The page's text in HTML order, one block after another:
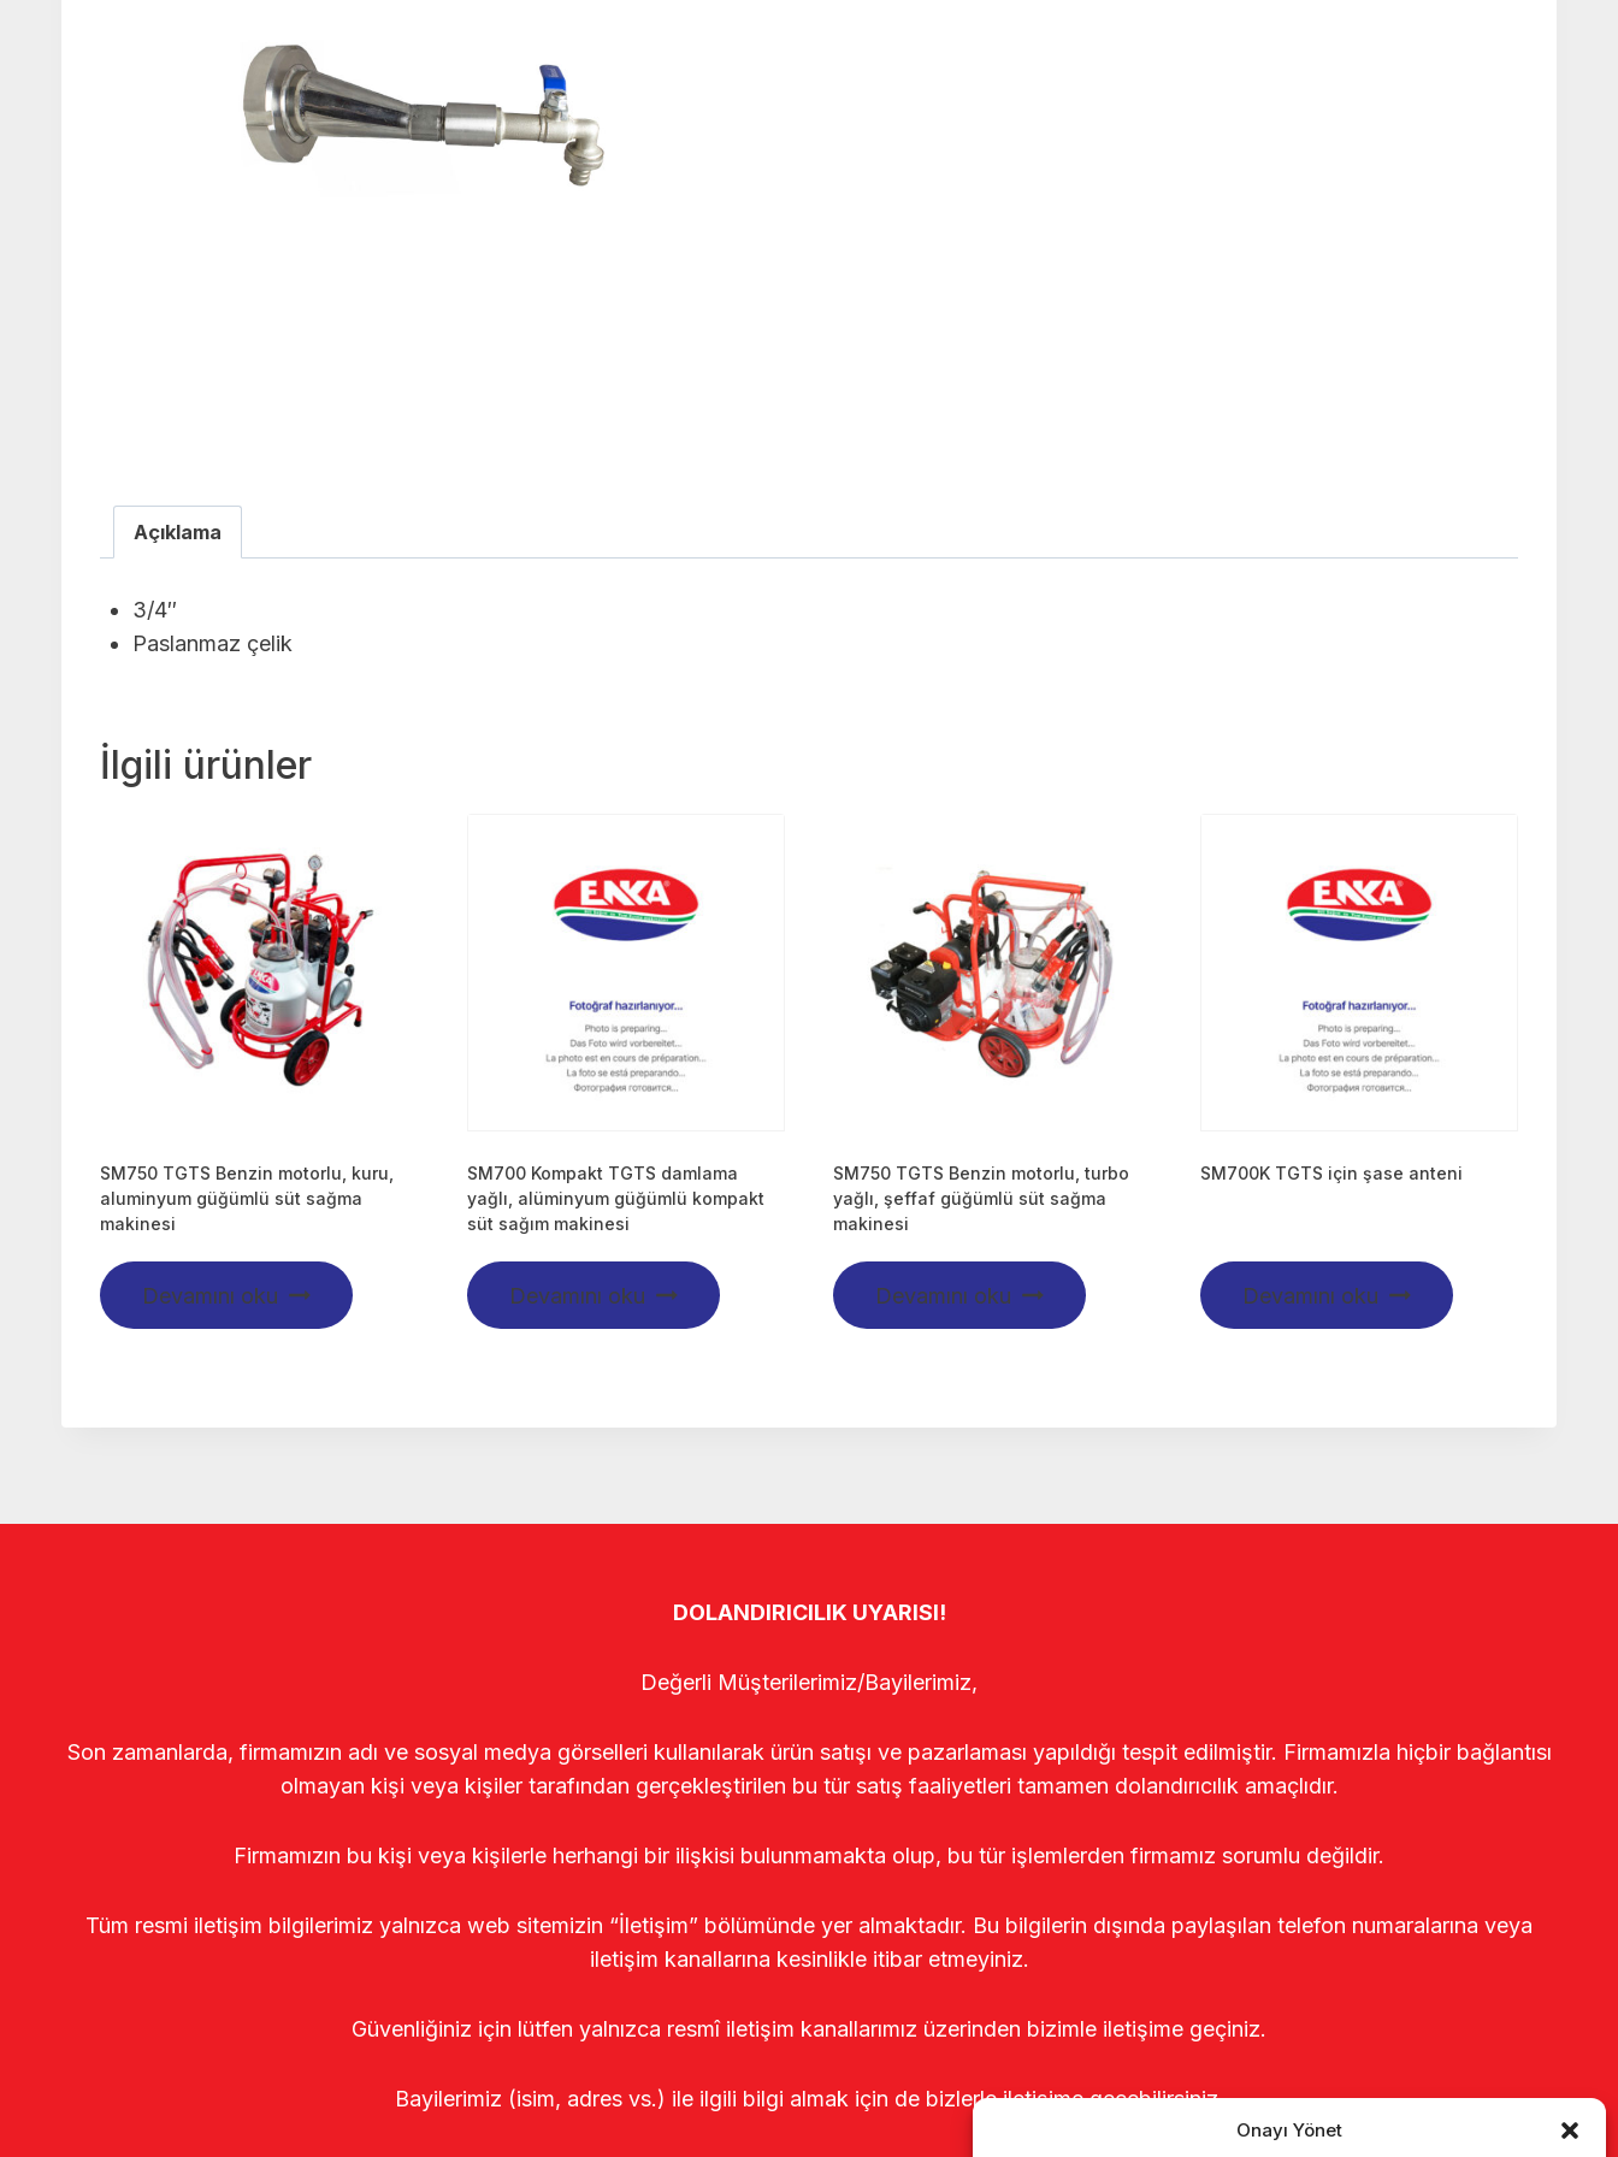
Onayı Yönet
Açıklama
3/4″
Paslanmaz çelik
İlgili ürünler
SM750 TGTS Benzin motorlu, kuru,
aluminyum güğümlü süt sağma
makinesi
Devamını oku
SM700 Kompakt TGTS damlama
yağlı, alüminyum güğümlü kompakt
süt sağım makinesi
Devamını oku
SM750 TGTS Benzin motorlu, turbo
yağlı, şeffaf güğümlü süt sağma
makinesi
Devamını oku
SM700K TGTS için şase anteni
Devamını oku
DOLANDIRICILIK UYARISI!
Değerli Müşterilerimiz/Bayilerimiz,
Son zamanlarda, firmamızın adı ve sosyal medya görselleri kullanılarak ürün satışı ve pazarlaması yapıldığı tespit edilmiştir. Firmamızla hiçbir bağlantısı
olmayan kişi veya kişiler tarafından gerçekleştirilen bu tür satış faaliyetleri tamamen dolandırıcılık amaçlıdır.
Firmamızın bu kişi veya kişilerle herhangi bir ilişkisi bulunmamakta olup, bu tür işlemlerden firmamız sorumlu değildir.
Tüm resmi iletişim bilgilerimiz yalnızca web sitemizin “İletişim” bölümünde yer almaktadır. Bu bilgilerin dışında paylaşılan telefon numaralarına veya
iletişim kanallarına kesinlikle itibar etmeyiniz.
Güvenliğiniz için lütfen yalnızca resmî iletişim kanallarımız üzerinden bizimle iletişime geçiniz.
Bayilerimiz (isim, adres vs.) ile ilgili bilgi almak için de bizlerle iletişime geçebilirsiniz.